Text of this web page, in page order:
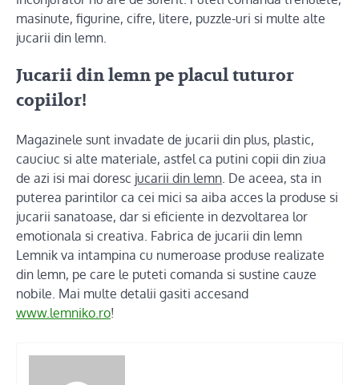
masinute, figurine, cifre, litere, puzzle-uri si multe alte
jucarii din lemn.
Jucarii din lemn pe placul tuturor
copiilor!
Magazinele sunt invadate de jucarii din plus, plastic,
cauciuc si alte materiale, astfel ca putini copii din ziua
de azi isi mai doresc jucarii din lemn. De aceea, sta in
puterea parintilor ca cei mici sa aiba acces la produse si
jucarii sanatoase, dar si eficiente in dezvoltarea lor
emotionala si creativa. Fabrica de jucarii din lemn
Lemnik va intampina cu numeroase produse realizate
din lemn, pe care le puteti comanda si sustine cauze
nobile. Mai multe detalii gasiti accesand
www.lemniko.ro!